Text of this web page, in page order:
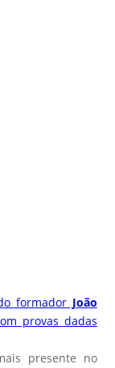
formadorJoão
provas dadas
presente no